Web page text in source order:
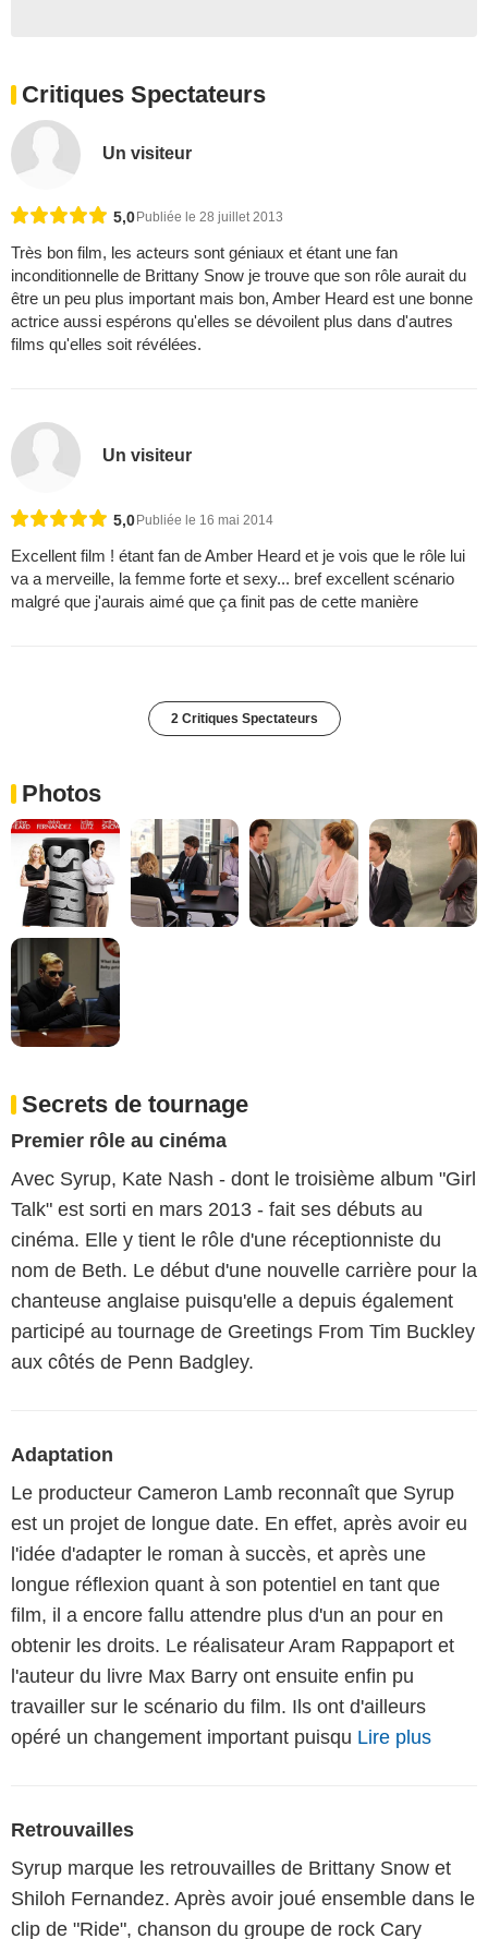
Critiques Spectateurs
Un visiteur
5,0 Publiée le 28 juillet 2013
Très bon film, les acteurs sont géniaux et étant une fan
inconditionnelle de Brittany Snow je trouve que son rôle aurait du
être un peu plus important mais bon, Amber Heard est une bonne
actrice aussi espérons qu'elles se dévoilent plus dans d'autres
films qu'elles soit révélées.
Un visiteur
5,0Publiée le 16 mai 2014
Excellent film ! étant fan de Amber Heard et je vois que le rôle lui
va a merveille, la femme forte et sexy... bref excellent scénario
malgré que j'aurais aimé que ça finit pas de cette manière
2 Critiques Spectateurs
Photos
Secrets de tournage
Premier rôle au cinéma
Avec Syrup, Kate Nash - dont le troisième album "Girl
Talk" est sorti en mars 2013 - fait ses débuts au
cinéma. Elle y tient le rôle d'une réceptionniste du
nom de Beth. Le début d'une nouvelle carrière pour la
chanteuse anglaise puisqu'elle a depuis également
participé au tournage de Greetings From Tim Buckley
aux côtés de Penn Badgley.
Adaptation
Le producteur Cameron Lamb reconnaît que Syrup
est un projet de longue date. En effet, après avoir eu
l'idée d'adapter le roman à succès, et après une
longue réflexion quant à son potentiel en tant que
film, il a encore fallu attendre plus d'un an pour en
obtenir les droits. Le réalisateur Aram Rappaport et
l'auteur du livre Max Barry ont ensuite enfin pu
travailler sur le scénario du film. Ils ont d'ailleurs
opéré un changement important puisqu Lire plus
Retrouvailles
Syrup marque les retrouvailles de Brittany Snow et
Shiloh Fernandez. Après avoir joué ensemble dans le
clip de "Ride", chanson du groupe de rock Cary